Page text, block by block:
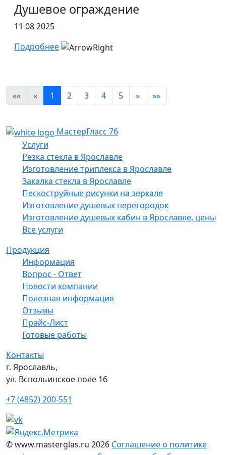
Душевое ограждение
11 08 2025
Подробнее
«« « 1 2 3 4 5 » »»
МастерГласс 76
Услуги
Резка стекла в Ярославле
Изготовление триплекса в Ярославле
Закалка стекла в Ярославле
Пескоструйные рисунки на зеркале
Изготовление душевых перегородок
Изготовление душевых кабин в Ярославле, цены
Все услуги
Продукция
Информация
Вопрос - Ответ
Новости компании
Полезная информация
Отзывы
Прайс-Лист
Готовые работы
Контакты
г. Ярославль,
ул. Вспольинское поле 16
+7 (4852) 200-551
© www.masterglas.ru 2026 Соглашение о политике